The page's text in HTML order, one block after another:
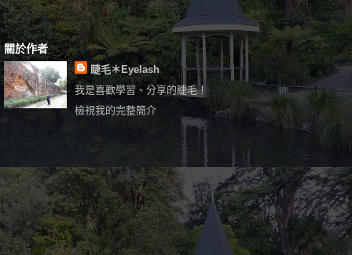
關於作者
睫毛＊Eyelash
我是喜歡學習、分享的睫毛！
檢視我的完整簡介